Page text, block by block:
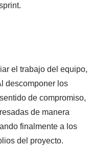
el trabajo del equipo,
descomponer los
de compromiso,
de manera
finalmente a los
del proyecto.